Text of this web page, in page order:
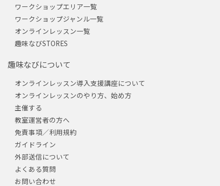
ワークショップエリア一覧
ワークショップジャンル一覧
オンラインレッスン一覧
趣味なびSTORES
趣味なびについて
オンラインレッスン導入支援講座について
オンラインレッスンのやり方、始め方
主催する
教室運営者の方へ
免責事項／利用規約
ガイドライン
外部送信について
よくある質問
お問い合わせ